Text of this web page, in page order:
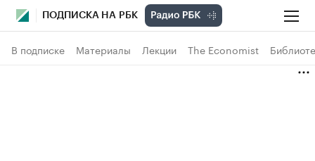
ПОДПИСКА НА РБК
В подписке Материалы Лекции The Economist